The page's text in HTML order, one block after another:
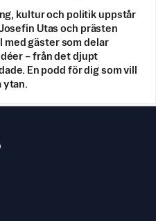
kultur och politik uppstår
Utas och prästen
med gäster som delar
– från det djupt
En podd för dig som vill
ytan.